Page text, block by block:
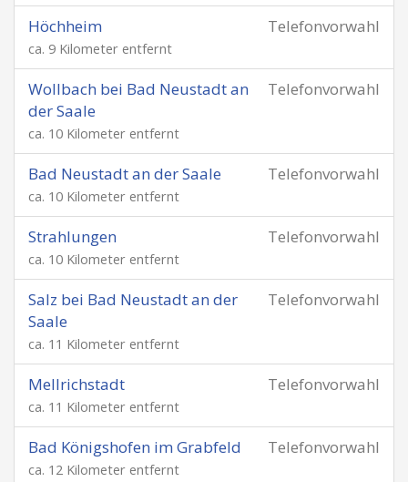
Telefonvorwahl
Höchheim
ca. 9 Kilometer entfernt
Telefonvorwahl
Wollbach bei Bad Neustadt an
der Saale
ca. 10 Kilometer entfernt
Telefonvorwahl
Bad Neustadt an der Saale
ca. 10 Kilometer entfernt
Telefonvorwahl
Strahlungen
ca. 10 Kilometer entfernt
Telefonvorwahl
Salz bei Bad Neustadt an der
Saale
ca. 11 Kilometer entfernt
Telefonvorwahl
Mellrichstadt
ca. 11 Kilometer entfernt
Telefonvorwahl
Bad Königshofen im Grabfeld
ca. 12 Kilometer entfernt